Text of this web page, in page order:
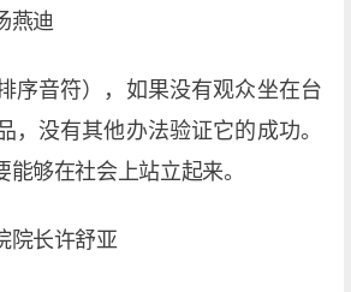
燕迪
序音符），如果没有观众坐在台
，没有其他办法验证它的成功。
够在社会上站立起来。
长许舒亚